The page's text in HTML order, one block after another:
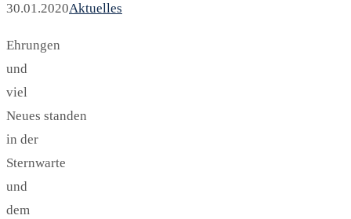
30.01.2020Aktuelles
Ehrungen
und
viel
Neues standen
in der
Sternwarte
und
dem